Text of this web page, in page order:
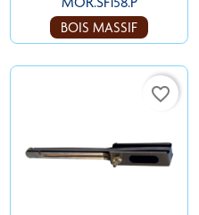
BOIS MASSIF
favorite_border